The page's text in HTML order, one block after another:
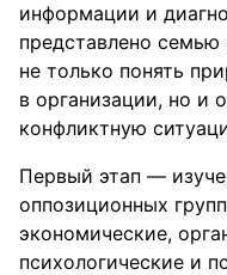
информации и
представлено
не только понять
в организации, но и
конфликтную
Первый этап —
оппозиционных
экономические,
психологические и